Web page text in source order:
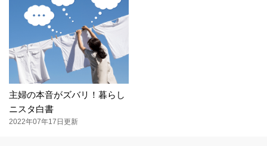
主婦の本音がズバリ！暮らし
ニスタ白書
2022年07年17日更新